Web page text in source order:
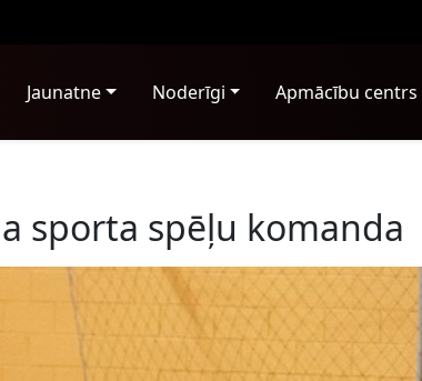
Jaunatne Noderīgi Apmācību centrs
sporta spēļu komanda